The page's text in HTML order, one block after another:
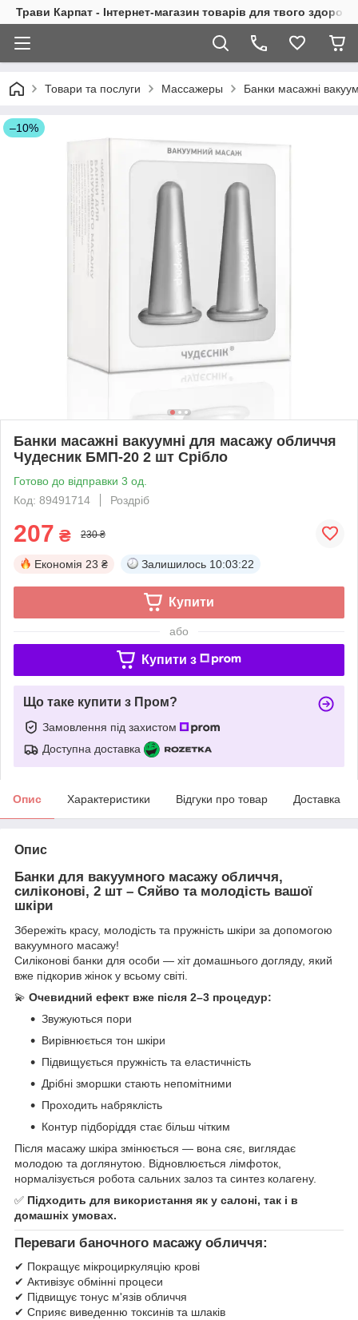
Трави Карпат - Інтернет-магазин товарів для твого
Товари та послуги Массажеры Банки масажні
–10%
Банки масажні вакуумні для масажу обличчя
Чудесник БМП-20 2 шт Срібло
Готово до відправки 3 од.
Код: 89491714
Роздріб
207 ₴ 230 ₴
Економія 23 ₴ Залишилось 10:03:21
Купити
або
Купити з
Що таке купити з Пром?
Замовлення під захистом
Доступна доставка
Опис Характеристики Відгуки про товар Доставка
Опис
Банки для вакуумного масажу обличчя,
силіконові, 2 шт – Сяйво та молодість вашої
шкіри
Збережіть красу, молодість та пружність шкіри за допомогою
вакуумного масажу!
Силіконові банки для особи — хіт домашнього догляду, який
вже підкорив жінок у всьому світі.
💫 Очевидний ефект вже після 2–3 процедур:
Звужуються пори
Вирівнюється тон шкіри
Підвищується пружність та еластичність
Дрібні зморшки стають непомітними
Проходить набряклість
Контур підборіддя стає більш чітким
Після масажу шкіра змінюється — вона сяє, виглядає
молодою та доглянутою. Відновлюється лімфоток,
нормалізується робота сальних залоз та синтез колагену.
✅ Підходить для використання як у салоні, так і в
домашніх умовах.
Переваги баночного масажу обличчя:
✔ Покращує мікроциркуляцію крові
✔ Активізує обмінні процеси
✔ Підвищує тонус м'язів обличчя
✔ Сприяє виведенню токсинів та шлаків